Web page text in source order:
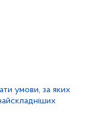
умови, за яких